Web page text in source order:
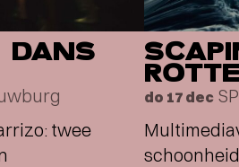
DANS
twee
do 17 dec